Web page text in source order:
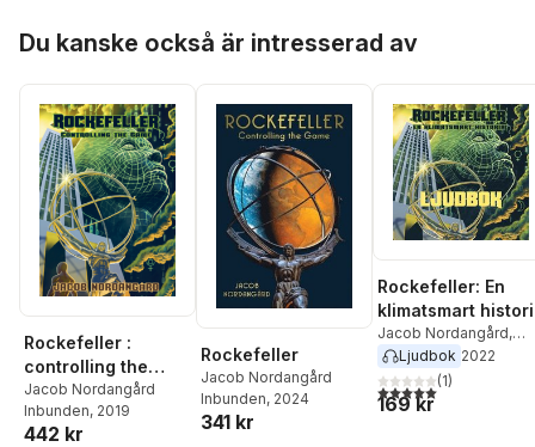
Du kanske också är intresserad av
Rockefeller :
controlling the
Game
Jacob Nordangård
Inbunden, 2019
442 kr
Rockefeller
Jacob Nordangård
Inbunden, 2024
341 kr
Rockefeller: En
klimatsmart
Jacob Nordangård,
Inger Nordangård
Ljudbok 2022
5,0utav 5 stjärnor.
(1)
169 kr